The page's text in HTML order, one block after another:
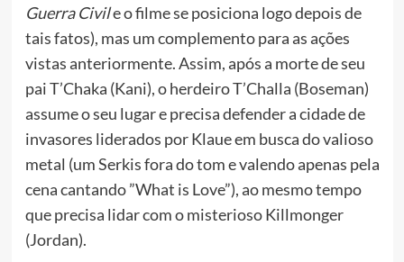
Guerra Civile o filme se posiciona logo depois de
tais fatos), mas um complemento para as ações
vistas anteriormente. Assim, após a morte de seu
pai T’Chaka (Kani), o herdeiroT’Challa (Boseman)
assume o seu lugar e precisa defender a cidade de
invasores liderados por Klaue em busca do valioso
metal (um Serkis fora do tom e valendo apenas pela
cena cantando ”What is Love”), ao mesmo tempo
que precisa lidar com o misterioso Killmonger
(Jordan).